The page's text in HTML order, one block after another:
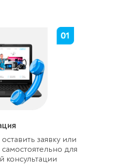
заявку или
для
консультации